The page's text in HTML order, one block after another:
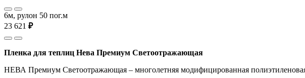
6м, рулон 50 пог.м
23 621 ₽
Пленка для теплиц Нева Премиум Светоотражающая
НЕВА Премиум Светоотражающая – многолетняя модифицированная